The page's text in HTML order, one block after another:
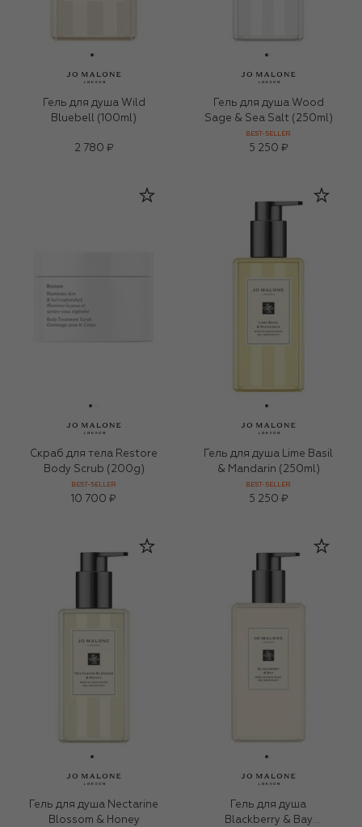
Гель для душа Wild
Bluebell (100ml)
2 780 ₽
Гель для душа Wood
Sage & Sea Salt (250ml)
BEST-SELLER
5 250 ₽
Скраб для тела Restore
Body Scrub (200g)
BEST-SELLER
10 700 ₽
Гель для душа Lime Basil
& Mandarin (250ml)
BEST-SELLER
5 250 ₽
Гель для душа Nectarine
Blossom & Honey
Гель для душа
Blackberry & Bay